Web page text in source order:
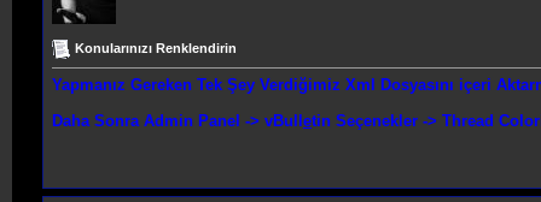
Konularınızı Renklendirin
Yapmanız Gereken Tek Şey Verdiğimiz Xml Dosyasını içeri
Daha Sonra Admin Panel -> vBull etin Seçenekler -> Thread